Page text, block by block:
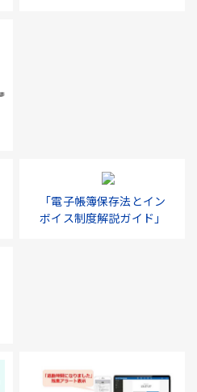
「電子帳簿保存法とイン
ボイス制度解説ガイド」